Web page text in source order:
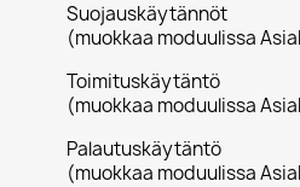
Suojauskäytännöt
(muokkaa moduulissa
Toimituskäytäntö
(muokkaa moduulissa
Palautuskäytäntö
(muokkaa moduulissa